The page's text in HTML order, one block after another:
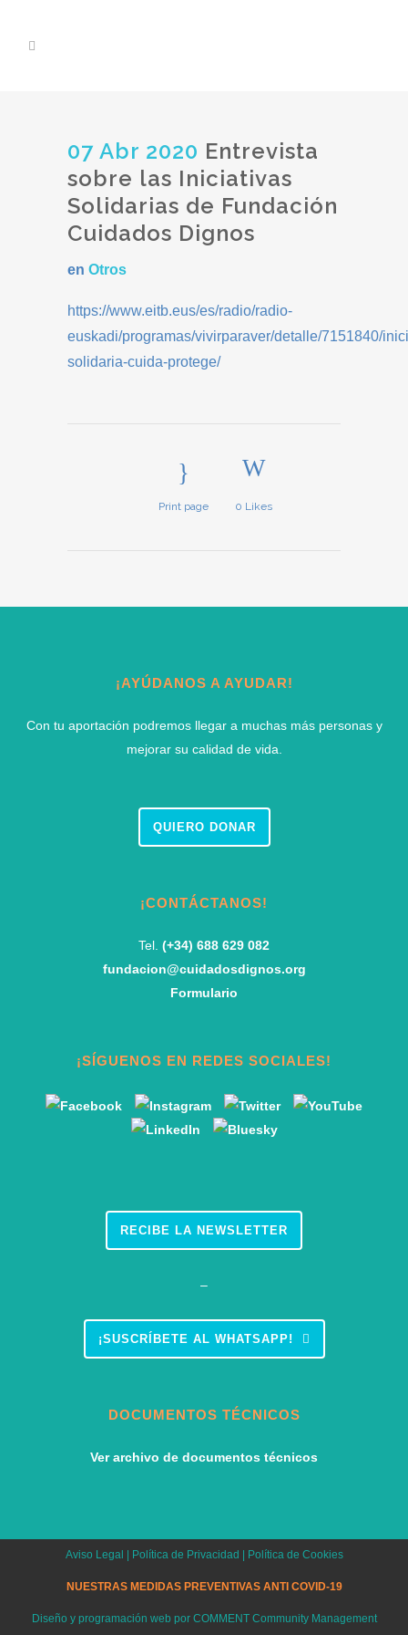
07 Abr 2020 Entrevista
sobre las Iniciativas
Solidarias de Fundación
Cuidados Dignos
en Otros
https://www.eitb.eus/es/radio/radio-
euskadi/programas/vivirparaver/detalle/7151840/
solidaria-cuida-protege/
Print page 0 Likes
¡AYÚDANOS A AYUDAR!
Con tu aportación podremos llegar a muchas más personas y
mejorar su calidad de vida.
QUIERO DONAR
¡CONTÁCTANOS!
Tel. (+34) 688 629 082
fundacion@cuidadosdignos.org
Formulario
¡SÍGUENOS EN REDES SOCIALES!
RECIBE LA NEWSLETTER
–
¡SUSCRÍBETE AL WHATSAPP!
DOCUMENTOS TÉCNICOS
Ver archivo de documentos técnicos
Aviso Legal Política de Privacidad Política de Cookies
NUESTRAS MEDIDAS PREVENTIVAS ANTI COVID-19
Diseño y programación web por COMMENT Community Management